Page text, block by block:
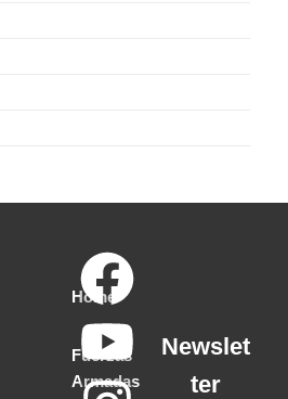
Home
Fuerzas
Armadas
Newslet
ter